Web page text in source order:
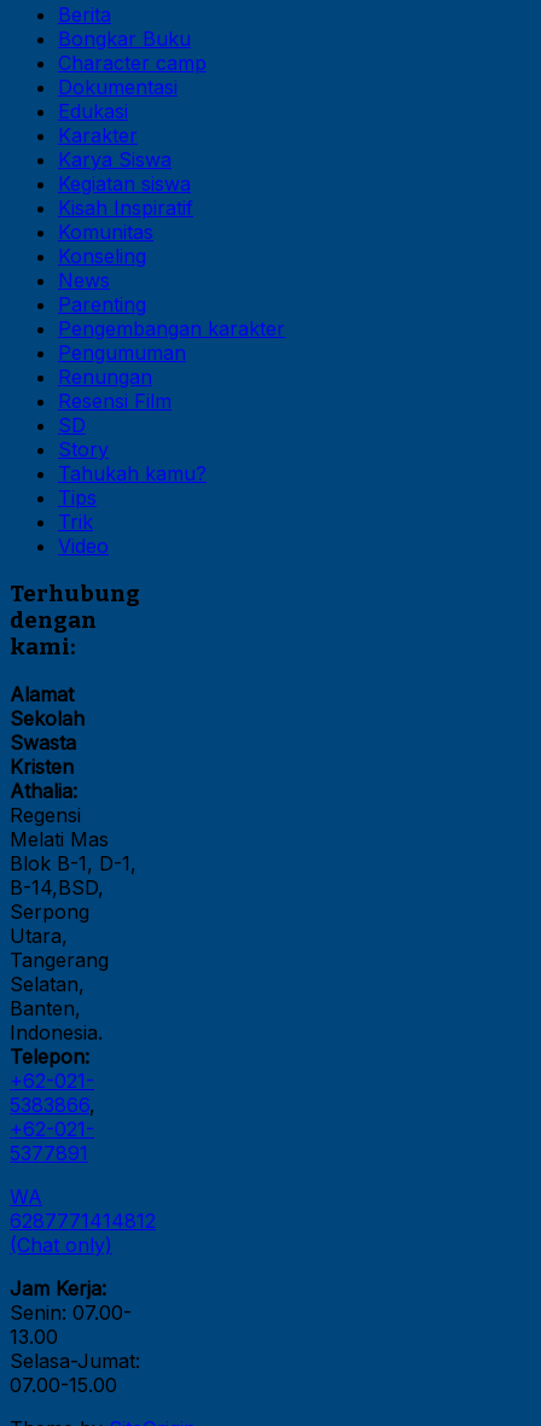
Berita
Bongkar Buku
Character camp
Dokumentasi
Edukasi
Karakter
Karya Siswa
Kegiatan siswa
Kisah Inspiratif
Komunitas
Konseling
News
Parenting
Pengembangan karakter
Pengumuman
Renungan
Resensi Film
SD
Story
Tahukah kamu?
Tips
Trik
Video
Terhubung
dengan
kami:
Alamat
Sekolah
Swasta
Kristen
Athalia:
Regensi
Melati Mas
Blok B-1, D-1,
B-14,BSD,
Serpong
Utara,
Tangerang
Selatan,
Banten,
Indonesia.
Telepon:
+62-021-
5383866,
+62-021-
5377891
WA
6287771414812
(Chat only)
Jam Kerja:
Senin: 07.00-
13.00
Selasa-Jumat:
07.00-15.00